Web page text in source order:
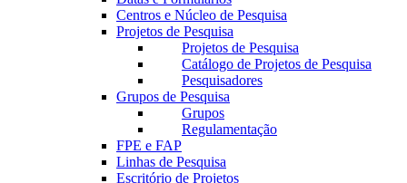
Centros e Núcleo de Pesquisa
Projetos de Pesquisa
Projetos de Pesquisa
Catálogo de Projetos de Pesquisa
Pesquisadores
Grupos de Pesquisa
Grupos
Regulamentação
FPE e FAP
Linhas de Pesquisa
Escritório de Projetos